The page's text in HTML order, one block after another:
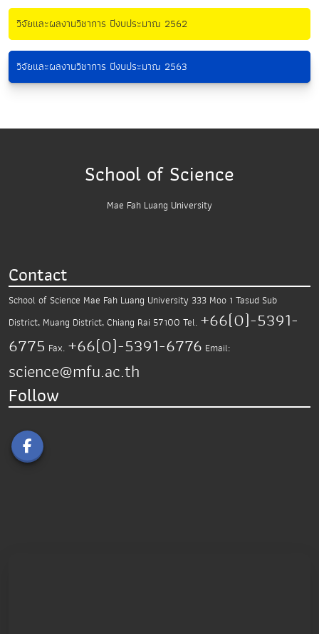
วิจัยและผลงานวิชาการ ปีงบประมาณ 2562
วิจัยและผลงานวิชาการ ปีงบประมาณ 2563
School of Science
Mae Fah Luang University
Contact
School of Science Mae Fah Luang University 333 Moo 1 Tasud Sub
District, Muang District, Chiang Rai 57100 Tel. +66(0)-5391-
6775 Fax. +66(0)-5391-6776 Email:
science@mfu.ac.th
Follow